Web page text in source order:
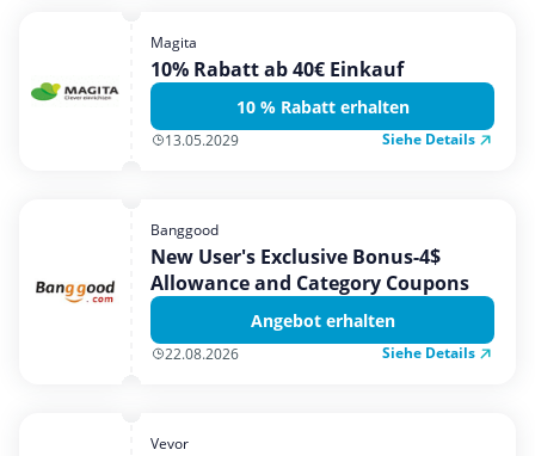
Magita
10% Rabatt ab 40€ Einkauf
10 % Rabatt erhalten
13.05.2029 Siehe Details
Banggood
New User's Exclusive Bonus-4$
Allowance and Category Coupons
Angebot erhalten
22.08.2026 Siehe Details
Vevor